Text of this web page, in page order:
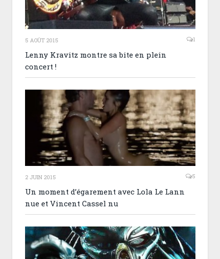
5 AOÛT 2015 1
Lenny Kravitz montre sa bite en plein
concert !
2 JUIN 2015 5
Un moment d’égarement avec Lola Le Lann
nue et Vincent Cassel nu